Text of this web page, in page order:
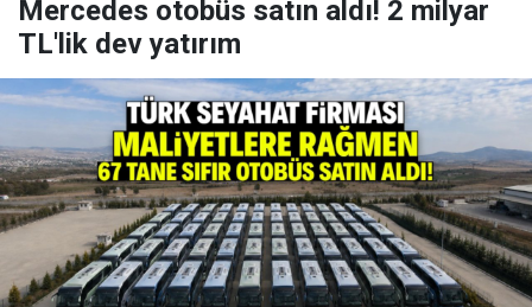
Mercedes otobüs satın aldı! 2 milyar
TL'lik dev yatırım